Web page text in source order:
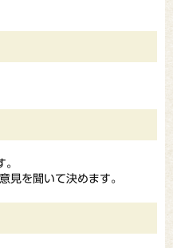
見を聞いて決めます。